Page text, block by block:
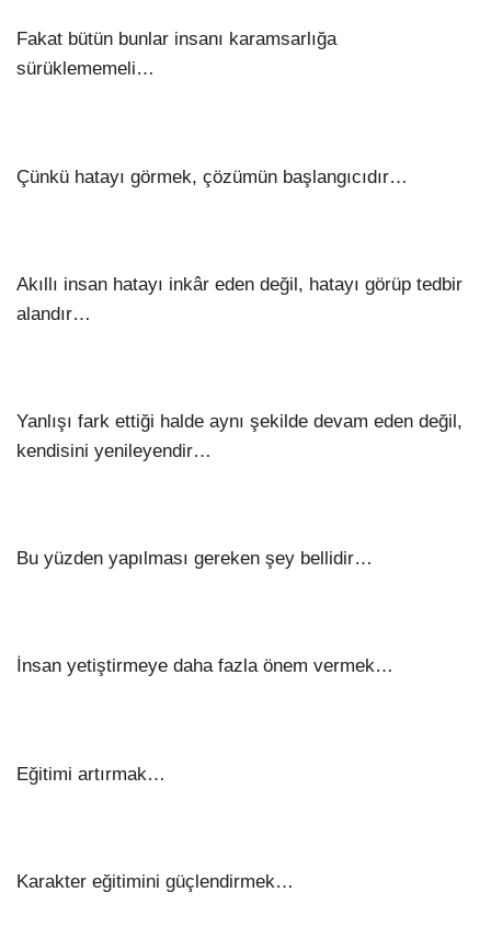
Fakat bütün bunlar insanı karamsarlığa
sürüklememeli…
Çünkü hatayı görmek, çözümün başlangıcıdır…
Akıllı insan hatayı inkâr eden değil, hatayı görüp tedbir
alandır…
Yanlışı fark ettiği halde aynı şekilde devam eden değil,
kendisini yenileyendir…
Bu yüzden yapılması gereken şey bellidir…
İnsan yetiştirmeye daha fazla önem vermek…
Eğitimi artırmak…
Karakter eğitimini güçlendirmek…